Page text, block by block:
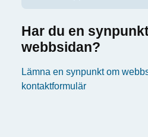
Har du en
webbsidan?
Lämna en synpunkt om
kontaktformulär